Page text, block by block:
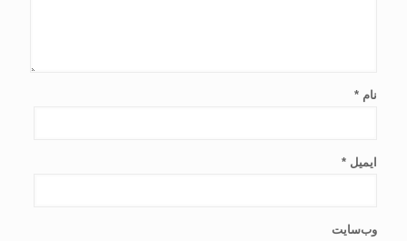
نام *
ایمیل *
وب‌سایت